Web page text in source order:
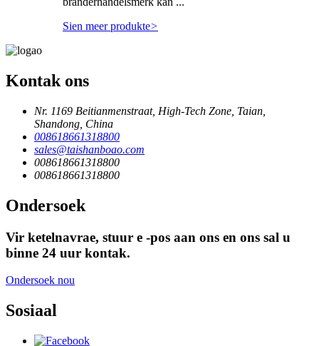
Sien meer produkte>
Kontak ons
Nr. 1169 Beitianmenstraat, High-Tech Zone, Taian,
Shandong, China
008618661318800
sales@taishanboao.com
008618661318800
008618661318800
Ondersoek
Vir ketelnavrae, stuur e -pos aan ons en ons sal u
binne 24 uur kontak.
Ondersoek nou
Sosiaal